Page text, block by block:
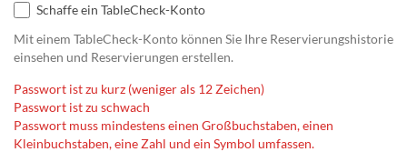
Schaffe ein TableCheck-Konto
Mit einem TableCheck-Konto können Sie Ihre Reservierungshistorie
einsehen und Reservierungen erstellen.
Passwort ist zu kurz (weniger als 12 Zeichen)
Passwort ist zu schwach
Passwort muss mindestens einen Großbuchstaben, einen
Kleinbuchstaben, eine Zahl und ein Symbol umfassen.